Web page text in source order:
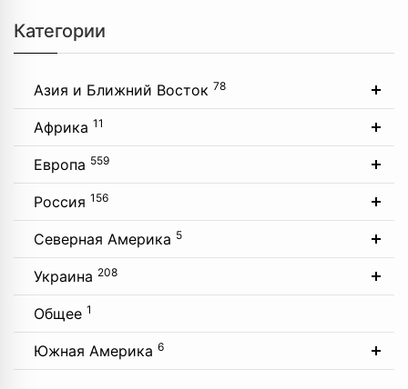
Категории
Азия и Ближний Восток 78
Африка 11
Европа 559
Россия 156
Северная Америка 5
Украина 208
Общее 1
Южная Америка 6